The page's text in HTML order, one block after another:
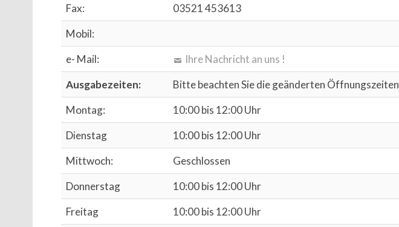
Fax:
03521 453613
Mobil:
e- Mail:
Ihre Nachricht an uns !
Ausgabezeiten:
Bitte beachten Sie die geänderten Öffnungszeiten
Montag:
10:00 bis 12:00 Uhr
Dienstag
10:00 bis 12:00 Uhr
Mittwoch:
Geschlossen
Donnerstag
10:00 bis 12:00 Uhr
Freitag
10:00 bis 12:00 Uhr